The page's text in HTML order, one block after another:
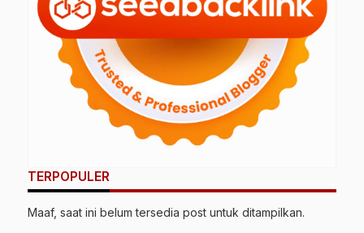
TERPOPULER
Maaf, saat ini belum tersedia post untuk ditampilkan.